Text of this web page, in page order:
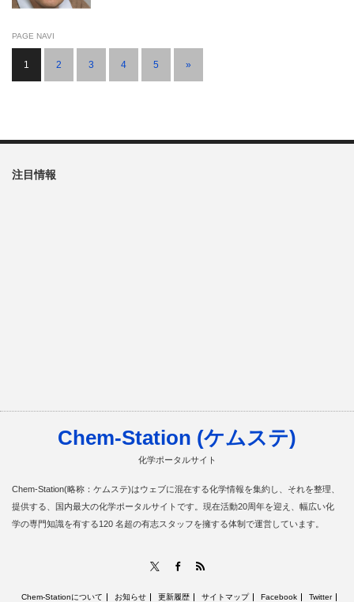
PAGE NAVI
1 2 3 4 5 »
注目情報
Chem-Station (ケムステ)
化学ポータルサイト
Chem-Station(略称：ケムステ)はウェブに混在する化学情報を集約し、それを整理、
提供する、国内最大の化学ポータルサイトです。現在活動20周年を迎え、幅広い化
学の専門知識を有する120 名超の有志スタッフを擁する体制で運営しています。
Facebook
Chem-Stationについて お知らせ 更新履歴 サイトマップ Facebook Twitter